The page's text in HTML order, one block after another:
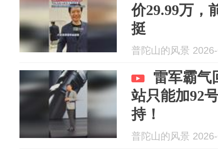
价29.99万，
挺
普陀山的风景
雷军霸气
站只能加92
持！
普陀山的风景